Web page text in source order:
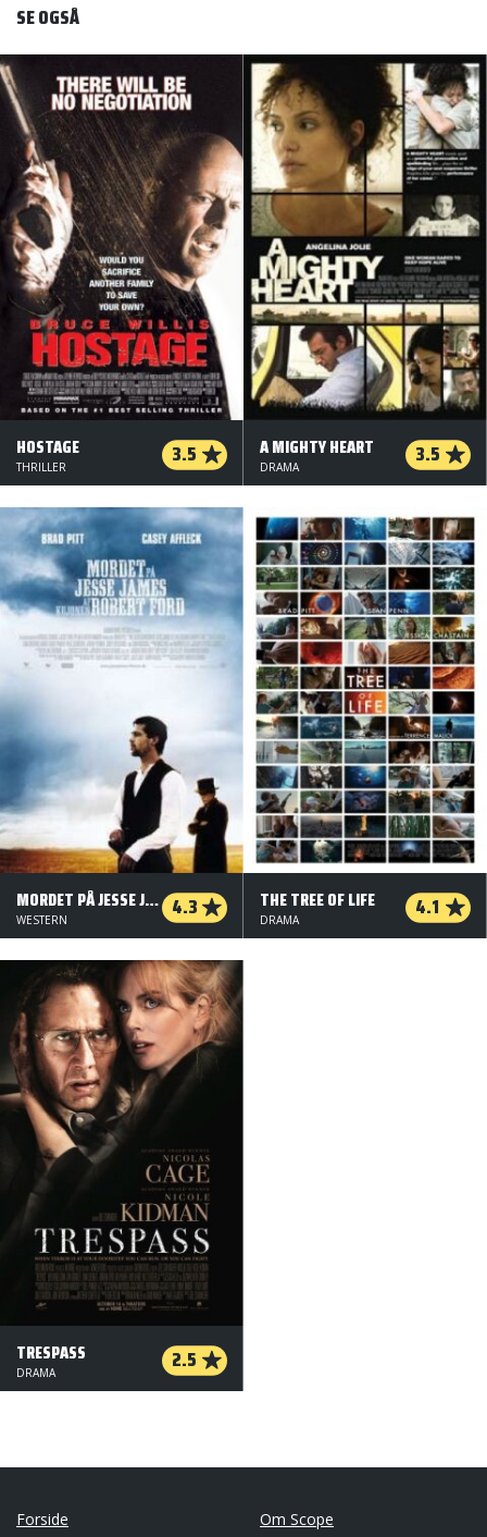
SE OGSÅ
HOSTAGE 3.5
THRILLER
A MIGHTY HEART 3.5
DRAMA
MORDET PÅ JESSE JAMES AF KUJONEN ROBERT FORD 4.3
WESTERN
THE TREE OF LIFE 4.1
DRAMA
TRESPASS 2.5
DRAMA
Forside Om Scope